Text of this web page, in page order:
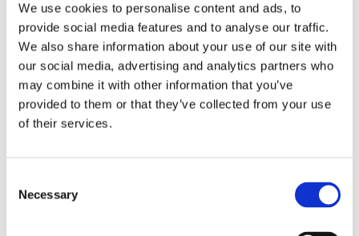
We use cookies to personalise content and ads, to
provide social media features and to analyse our traffic.
We also share information about your use of our site with
our social media, advertising and analytics partners who
may combine it with other information that you’ve
provided to them or that they’ve collected from your use
of their services.
Selection
Necessary
Optional kann der OctoCore IF Blancher mit einer
zweiten Temperaturzone ausgestattet werden, um die
Temperatur in der letzten Blanchierphase für
empfindliche Produkte zu senken, die leicht
überblanchiert werden können.
Menge an gefiltertem und umgewälztem Wasser, das